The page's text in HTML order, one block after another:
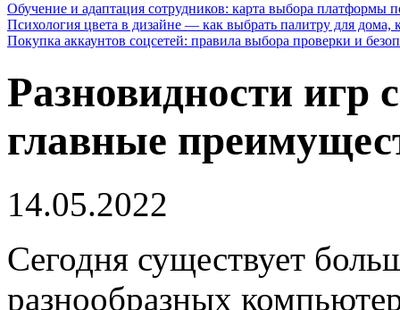
Обучение и адаптация сотрудников: карта выбора платформы
Психология цвета в дизайне — как выбрать палитру для дома,
Покупка аккаунтов соцсетей: правила выбора проверки и
Разновидности игр
главные
14.05.2022
Сегодня существует
разнообразных